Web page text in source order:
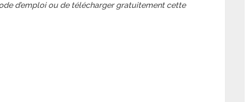
d’emploi ou de télécharger gratuitement cette